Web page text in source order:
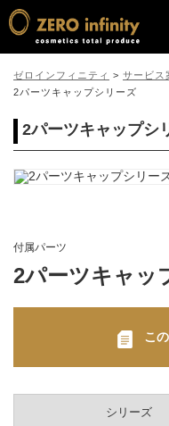
ゼロインフィニティ > サービス
2パーツキャップシリーズ
2パーツキャップシ
付属パーツ
2パーツキャッ
こ
シリーズ